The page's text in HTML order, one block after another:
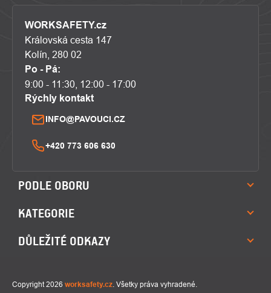
WORKSAFETY.cz
Královská cesta 147
Kolín, 280 02
Po - Pá:
9:00 - 11:30, 12:00 - 17:00
Rýchly kontakt
INFO@PAVOUCI.CZ
+420 773 606 630
PODLE OBORU
KATEGORIE
DŮLEŽITÉ ODKAZY
Copyright 2026 worksafety.cz. Všetky práva vyhradené.